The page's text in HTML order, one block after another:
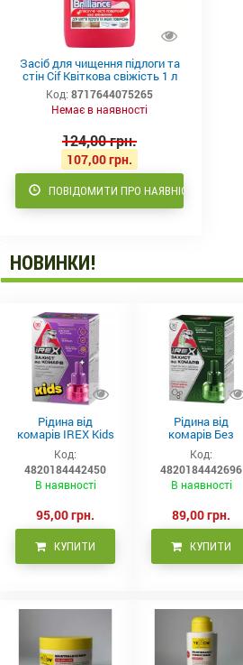
Засіб для чищення підлоги та
стін Cif Квіткова свіжість 1 л
Код: 8717644075265
Немає в наявності
124,00 грн.
107,00 грн.
ПОВІДОМИТИ ПРО НАЯВНІСТЬ
НОВИНКИ!
Рідина від
комарів IREX Kids
д/дітей (30 ночей),
20мл
Код:
4820184442450
В наявності
95,00 грн.
КУПИТИ
Рідина від
комарів Без
запаху IREX (30
ночей), 20мл
Код:
4820184442696
В наявності
89,00 грн.
КУПИТИ